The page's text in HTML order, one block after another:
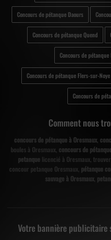
Concours de pétanque Daours
Concours de pétanque Quend
Concours de
Concours de pétanque Flers-sur-Noye
Concours de
Comment nous
concours de pétanque à Oresmaux,
boules à Oresmaux, concours de
petanque licencié à Oresmaux,
concour petanque Oresmaux, pétanque
sauvage à Oresmaux,
Votre bannière publicitaire